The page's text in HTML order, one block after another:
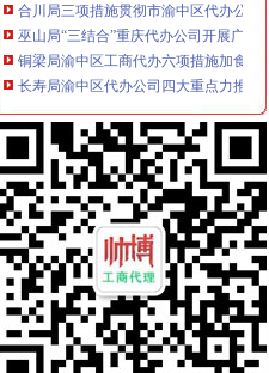
巫山局“三结合”重庆代办公司开展广告
铜梁局渝中区工商代办六项措施加食品
长寿局渝中区代办公司四大重点力推进
高新园局重庆代办营业执照为外资企业
长寿局重庆代办营业执照把好四个关口
经开园局重庆代办公司四项措施加风廉
经开区局认真贯彻市渝中区代办公司局
巫山局重庆代办公司四结合扎实开展个
江津局重庆代办营业执照积造注册窗口
沙坪坝局狠抓“四个环节”重庆代办营业
开县局着力构建高效处理信访事项的重
丰都局围绕造新时期合格工商干部提出
高新园分局采取三项措施杜绝“致银耳”
江津局严把“五关”渝中区代办公司加风
綦江局注册登记科获市“巾帼文明岗”渝